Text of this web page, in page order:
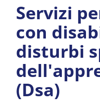
Servizi
con
disturbi
(Dsa)